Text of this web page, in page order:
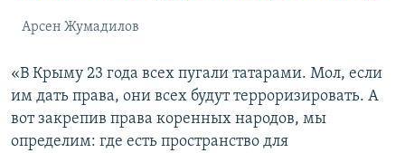
Арсен Жумадилов
«В Крыму 23 года всех пугали татарами. Мол, если
им дать права, они всех будут терроризировать. А
вот закрепив права коренных народов, мы
определим: где есть пространство для